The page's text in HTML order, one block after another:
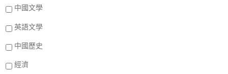
中國文學
英語文學
中國歷史
經濟